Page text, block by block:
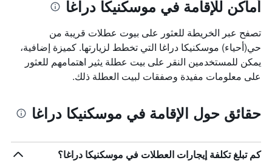
أماكن للإقامة في موسكنيكا دراغا
تصفح عبر الخريطة للعثور على بيوت عطلات قريبة من
حي(أحياء) موسكنيكا دراغا التي تخطط لزيارتها. كميزة إضافية،
يمكن للمستخدمين النقر على بيت عطلة يثير اهتمامهم للعثور
على معلومات مفيدة وصفقات لبيت العطلة ذلك.
حقائق حول الإقامة في موسكنيكا دراغا
كم تبلغ تكلفة إيجارات العطلات في موسكنيكا دراغا؟